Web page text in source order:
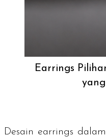
Earrings
Desain earrings